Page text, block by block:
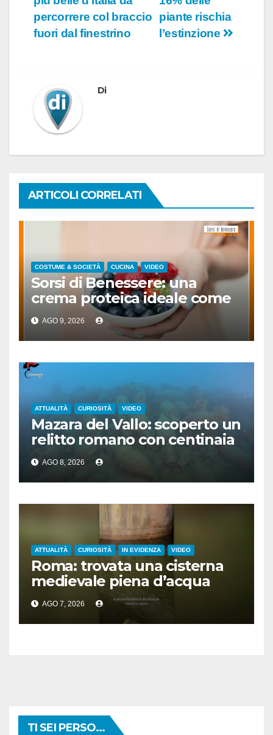
articoli
piante rischia
l’estinzione
percorrere col braccio
fuori dal finestrino
Di
ARTICOLI CORRELATI
COSTUME & SOCIETÀ CUCINA VIDEO
Sorsi di Benessere: una
crema proteica ideale come
spuntino
AGO 9, 2026
ATTUALITÀ CURIOSITÀ VIDEO
Mazara del Vallo: scoperto un
relitto romano con centinaia
di anfore
AGO 8, 2026
ATTUALITÀ CURIOSITÀ IN EVIDENZA VIDEO
Roma: trovata una cisterna
medievale piena d’acqua
sotto la Camera dei Deputati
AGO 7, 2026
TI SEI PERSO...